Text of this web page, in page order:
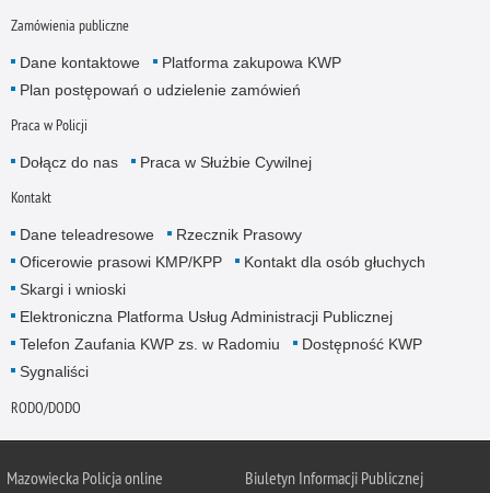
Zamówienia publiczne
Dane kontaktowe
Platforma zakupowa KWP
Plan postępowań o udzielenie zamówień
Praca w Policji
Dołącz do nas Praca w Służbie Cywilnej
Kontakt
Dane teleadresowe
Rzecznik Prasowy
Oficerowie prasowi KMP/KPP
Kontakt dla osób głuchych
Skargi i wnioski
Elektroniczna Platforma Usług Administracji Publicznej
Telefon Zaufania KWP zs. w Radomiu
Dostępność KWP
Sygnaliści
RODO/DODO
Mazowiecka Policja online Biuletyn Informacji Publicznej